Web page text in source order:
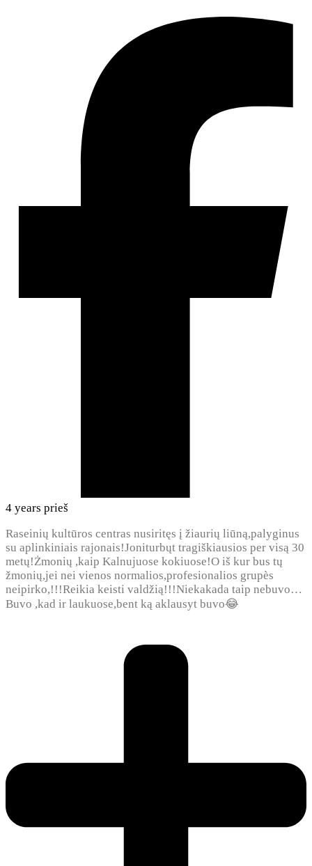
4 years prieš
Raseinių kultūros centras nusiritęs į žiaurių liūną,palyginus
su aplinkiniais rajonais!Joniturbųt tragiškiausios per visą 30
metų!Żmonių ,kaip Kalnujuose kokiuose!O iš kur bus tų
žmonių,jei nei vienos normalios,profesionalios grupès
neipirko,!!!Reikia keisti valdžią!!!Niekakada taip nebuvo…
Buvo ,kad ir laukuose,bent ką aklausyt buvo😂